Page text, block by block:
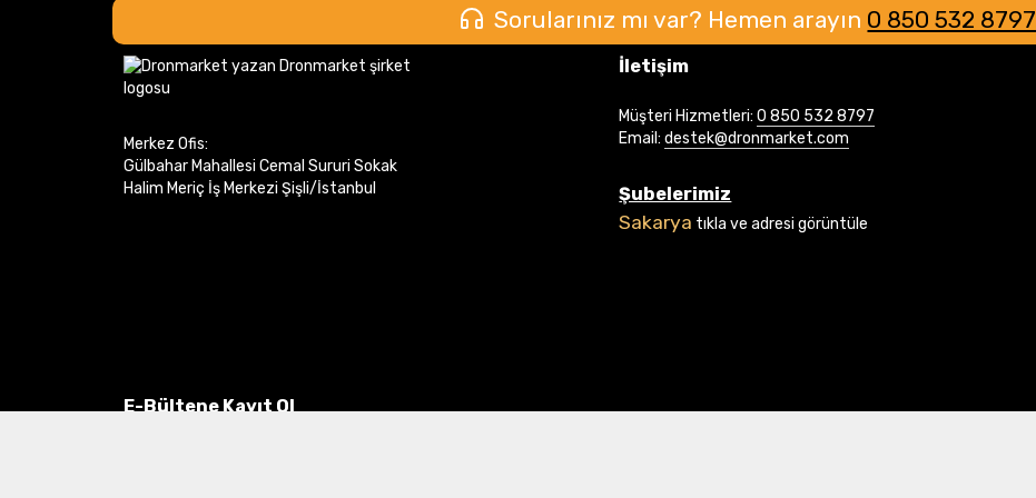
Sorularınız mı var? Hemen arayın 0 850 532 8797
Merkez Ofis:
Gülbahar Mahallesi Cemal Sururi Sokak
Halim Meriç İş Merkezi Şişli/İstanbul
İletişim
Müşteri Hizmetleri:0 850 532 8797
Email:destek@dronmarket.com
Şubelerimiz
Sakarya tıkla ve adresi görüntüle
E-Bültene Kayıt Ol